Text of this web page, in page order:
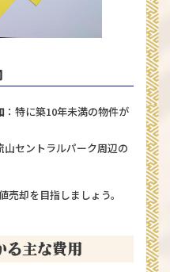
：特に築10年未満の物件が
山セントラルパーク周辺の
却を目指しましょう。
る主な費用